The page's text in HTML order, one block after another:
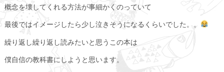
概念を壊してくれる方法が事細かくのっていて
最後ではイメージしたら少し泣きそうになるくらいでした。。
繰り返し繰り返し読みたいと思うこの本は
僕自信の教科書にしようと思います。